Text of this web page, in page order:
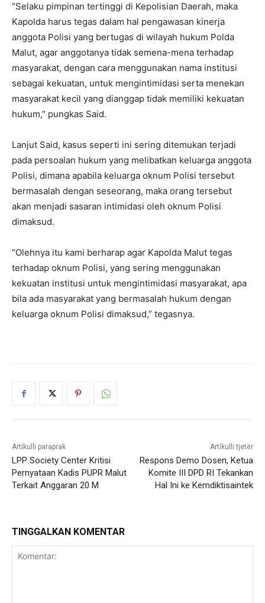
“Selaku pimpinan tertinggi di Kepolisian Daerah, maka
Kapolda harus tegas dalam hal pengawasan kinerja
anggota Polisi yang bertugas di wilayah hukum Polda
Malut, agar anggotanya tidak semena-mena terhadap
masyarakat, dengan cara menggunakan nama institusi
sebagai kekuatan, untuk mengintimidasi serta menekan
masyarakat kecil yang dianggap tidak memiliki kekuatan
hukum,” pungkas Said.
Lanjut Said, kasus seperti ini sering ditemukan terjadi
pada persoalan hukum yang melibatkan keluarga anggota
Polisi, dimana apabila keluarga oknum Polisi tersebut
bermasalah dengan seseorang, maka orang tersebut
akan menjadi sasaran intimidasi oleh oknum Polisi
dimaksud.
“Olehnya itu kami berharap agar Kapolda Malut tegas
terhadap oknum Polisi, yang sering menggunakan
kekuatan institusi untuk mengintimidasi masyarakat, apa
bila ada masyarakat yang bermasalah hukum dengan
keluarga oknum Polisi dimaksud,” tegasnya.
Artikulli paraprak
LPP Society Center Kritisi
Pernyataan Kadis PUPR Malut
Terkait Anggaran 20 M
Artikulli tjetër
Respons Demo Dosen, Ketua
Komite III DPD RI Tekankan
Hal Ini ke Kemdiktisaintek
TINGGALKAN KOMENTAR